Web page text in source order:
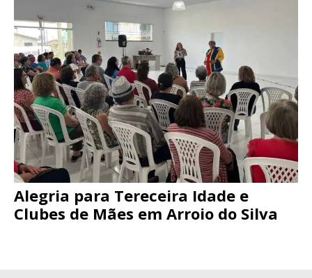
Alegria para Tereceira Idade e
Clubes de Mães em Arroio do Silva